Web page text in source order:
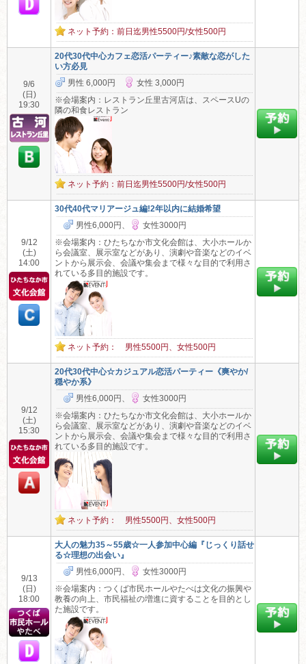
ネット予約：前日迄男性5500円/女性500円
9/6
(日)
19:30
20代30代中心カフェ恋活パーティー♪素敵な恋がした
い方必見
男性 6,000円
女性 3,000円
※会場案内：レストラン丘里古河店は、スペースUの
隣の和食レストラン
ネット予約：前日迄男性5500円/女性500円
9/12
(土)
14:00
30代40代マリアージュ編!2年以内に結婚希望
男性6,000円、
女性3000円
※会場案内：ひたちなか市文化会館は、大小ホールか
ら会議室、展示室などがあり、演劇や音楽などのイベ
ントから展示会、会議や集会まで様々な目的で利用さ
れている多目的施設です。
ネット予約： 男性5500円、女性500円
9/12
(土)
15:30
20代30代中心☆カジュアル恋活パーティー《爽やか/
穏やか系》
男性6,000円、
女性3000円
※会場案内：ひたちなか市文化会館は、大小ホールか
ら会議室、展示室などがあり、演劇や音楽などのイベ
ントから展示会、会議や集会まで様々な目的で利用さ
れている多目的施設です。
ネット予約： 男性5500円、女性500円
9/13
(日)
18:00
大人の魅力35～55歳☆一人参加中心編『じっくり話せ
る☆理想の出会い』
男性6,000円、
女性3000円
※会場案内：つくば市民ホールやたべは文化の振興や
教養の向上、市民福祉の増進に資することを目的とし
た施設です。